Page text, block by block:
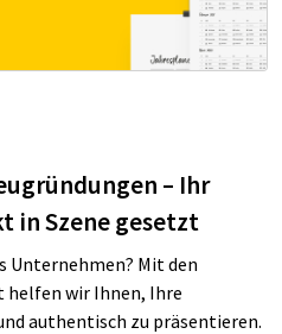
– Ihr
in Szene gesetzt
Unternehmen? Mit den
helfen wir Ihnen, Ihre
authentisch zu präsentieren.